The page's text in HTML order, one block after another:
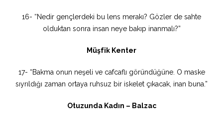
16- “Nedir gençlerdeki bu lens merakı? Gözler de sahte
olduktan sonra insan neye bakıp inanmalı?”
Müşfik Kenter
17- “Bakma onun neşeli ve cafcaflı göründüğüne. O maske
sıyrıldığı zaman ortaya ruhsuz bir iskelet çıkacak, inan buna.”
Otuzunda Kadın – Balzac